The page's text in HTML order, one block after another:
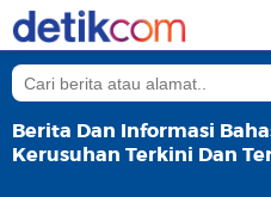
Berita Dan Informasi
Kerusuhan Terkini Dan